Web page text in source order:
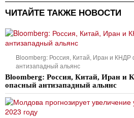
ЧИТАЙТЕ ТАКЖЕ НОВОСТИ
Bloomberg: Россия, Китай, Иран и
антизападный альянс
Bloomberg: Россия, Китай, Иран и
опасный антизападный альянс